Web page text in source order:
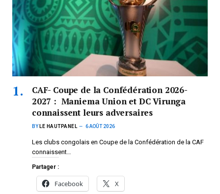
CAF- Coupe de la Confédération 2026-
2027 : Maniema Union et DC Virunga
connaissent leurs adversaires
BY LE HAUTPANEL 6 AOÛT 2026
Les clubs congolais en Coupe de la Confédération de la CAF
connaissent…
Partager :
Facebook X